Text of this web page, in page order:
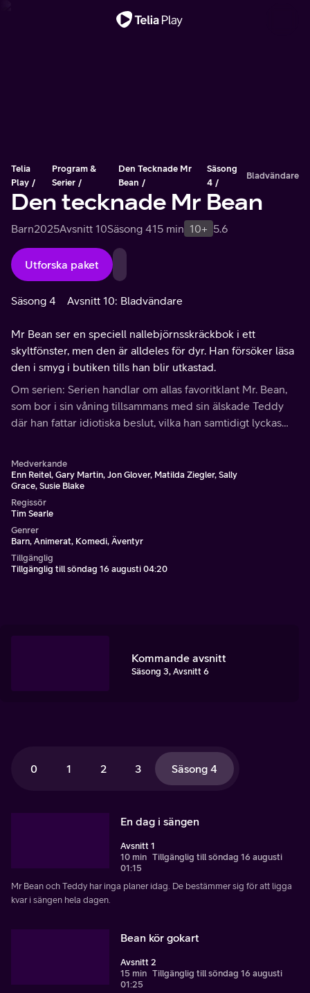
Telia
Play
Program &
Serier
Den Tecknade Mr
Bean
Säsong
4
Bladvändare
Den tecknade Mr Bean
Barn2025Avsnitt 10Säsong 415 min 10+ 5.6
Utforska paket
Säsong 4 Avsnitt 10: Bladvändare
Mr Bean ser en speciell nallebjörnsskräckbok i ett
skyltfönster, men den är alldeles för dyr. Han försöker läsa
den i smyg i butiken tills han blir utkastad.
Om serien: Serien handlar om allas favoritklant Mr. Bean,
som bor i sin våning tillsammans med sin älskade Teddy
där han fattar idiotiska beslut, vilka han samtidigt lyckas
Medverkande
Enn Reitel, Gary Martin, Jon Glover, Matilda Ziegler, Sally
Grace, Susie Blake
Regissör
Tim Searle
Genrer
Barn, Animerat, Komedi, Äventyr
Tillgänglig
Tillgänglig till söndag 16 augusti 04:20
Kommande avsnitt
Säsong 3, Avsnitt 6
0 1 2 3 Säsong 4
En dag i sängen
Avsnitt 1
10 min Tillgänglig till söndag 16 augusti
01:15
Mr Bean och Teddy har inga planer idag. De bestämmer sig för att ligga
kvar i sängen hela dagen.
Bean kör gokart
Avsnitt 2
15 min Tillgänglig till söndag 16 augusti
01:25